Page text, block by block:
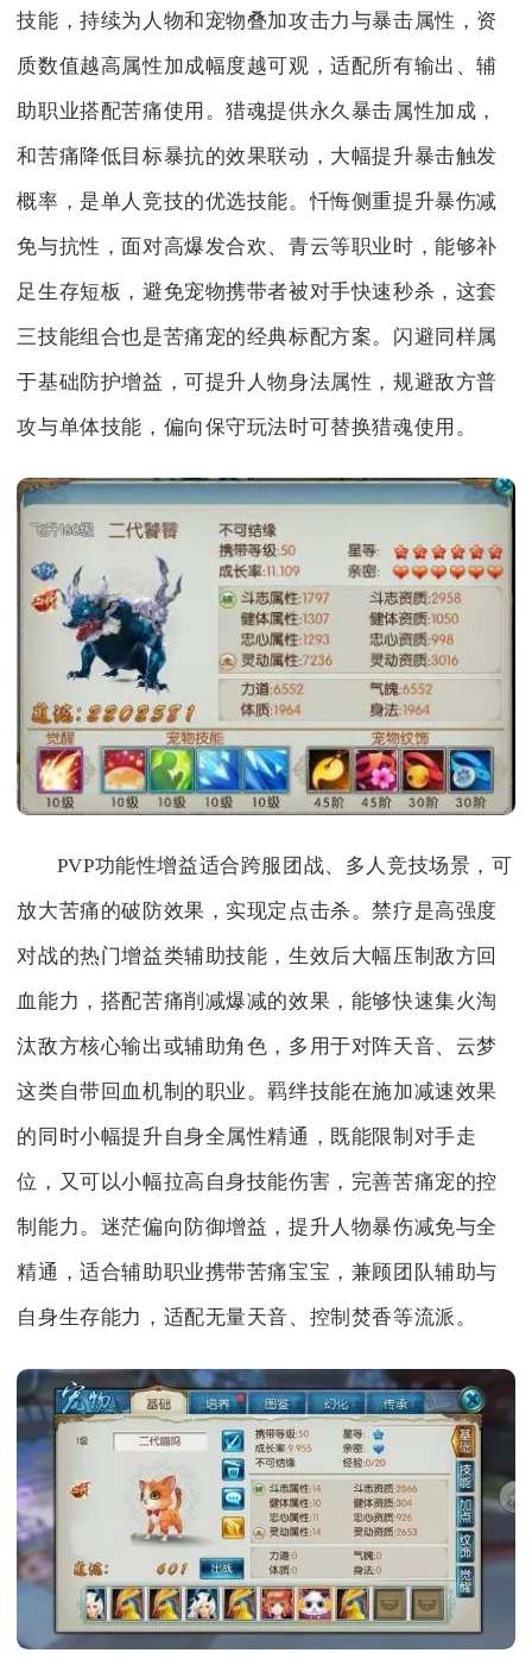
技能，持续为人物和宠物叠加攻击力与暴击属性，资
质数值越高属性加成幅度越可观，适配所有输出、辅
助职业搭配苦痛使用。猎魂提供永久暴击属性加成，
和苦痛降低目标暴抗的效果联动，大幅提升暴击触发
概率，是单人竞技的优选技能。忏悔侧重提升暴伤减
免与抗性，面对高爆发合欢、青云等职业时，能够补
足生存短板，避免宠物携带者被对手快速秒杀，这套
三技能组合也是苦痛宠的经典标配方案。闪避同样属
于基础防护增益，可提升人物身法属性，规避敌方普
攻与单体技能，偏向保守玩法时可替换猎魂使用。
PVP功能性增益适合跨服团战、多人竞技场景，可
放大苦痛的破防效果，实现定点击杀。禁疗是高强度
对战的热门增益类辅助技能，生效后大幅压制敌方回
血能力，搭配苦痛削减爆减的效果，能够快速集火淘
汰敌方核心输出或辅助角色，多用于对阵天音、云梦
这类自带回血机制的职业。羁绊技能在施加减速效果
的同时小幅提升自身全属性精通，既能限制对手走
位，又可以小幅拉高自身技能伤害，完善苦痛宠的控
制能力。迷茫偏向防御增益，提升人物暴伤减免与全
精通，适合辅助职业携带苦痛宝宝，兼顾团队辅助与
自身生存能力，适配无量天音、控制焚香等流派。